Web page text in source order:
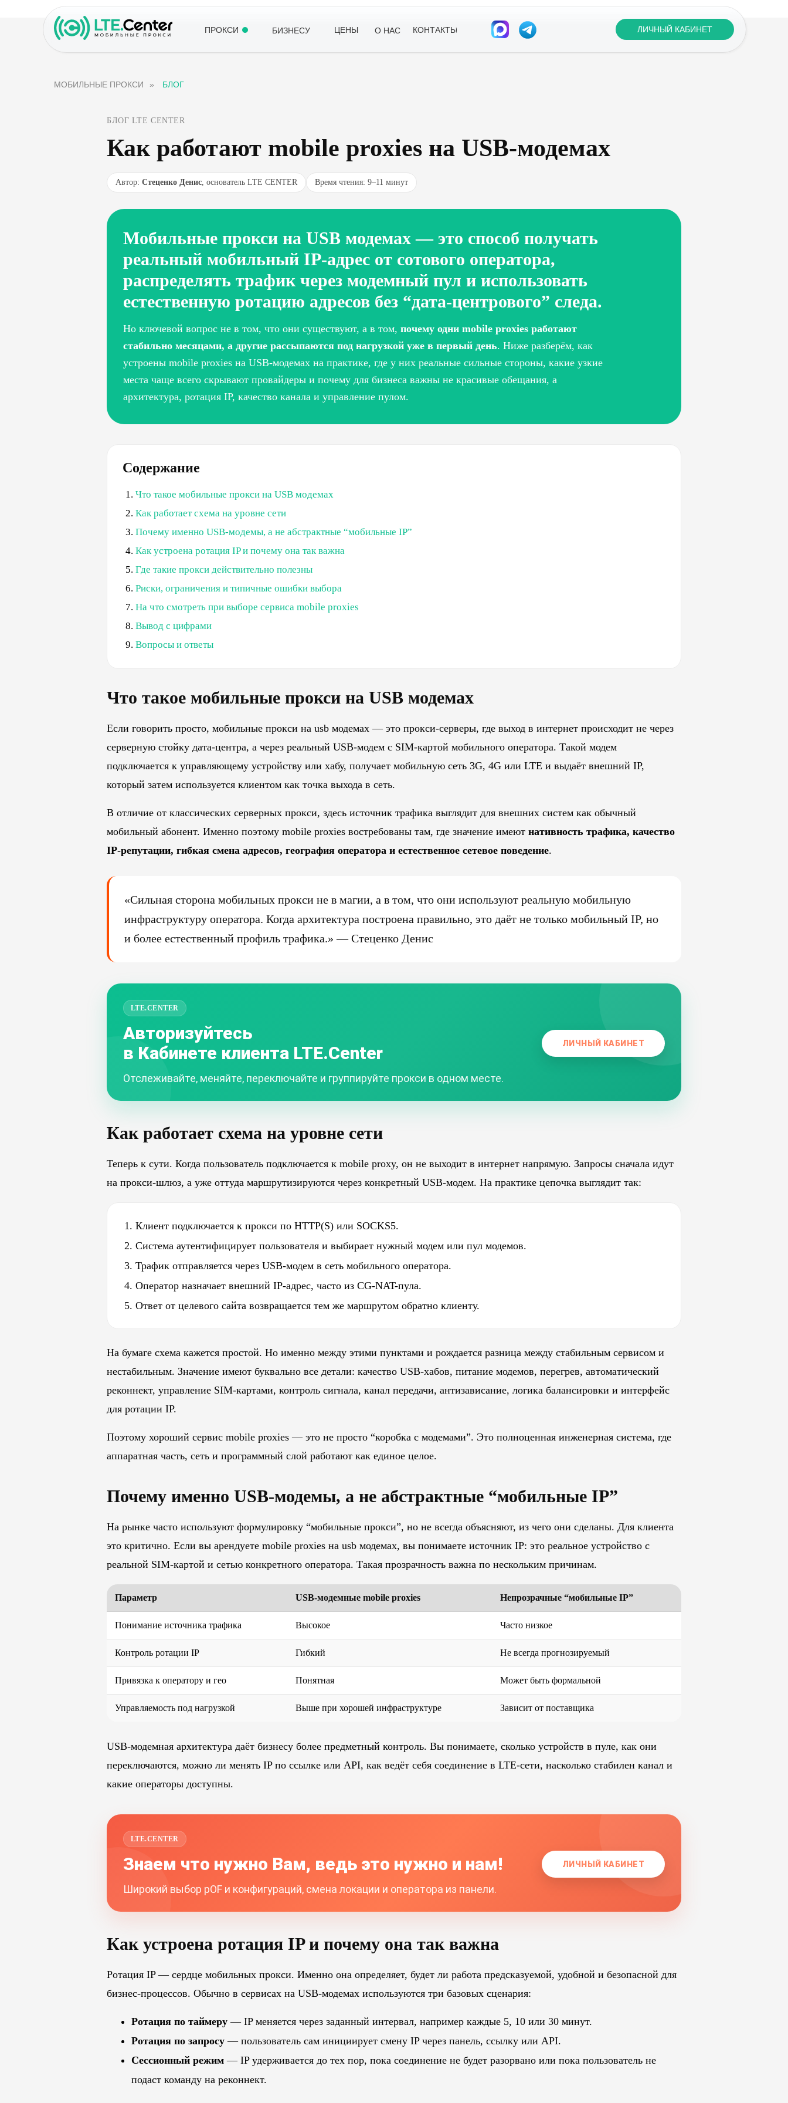
ЛИЧНЫЙ КАБИНЕТ
ПРОКСИ БИЗНЕСУ ЦЕНЫ О НАС КОНТАКТЫ
МОБИЛЬНЫЕ ПРОКСИ » БЛОГ
БЛОГ LTE CENTER
Как работают mobile proxies на USB-модемах
Автор: Стеценко Денис, основатель LTE CENTER Время чтения: 9–11 минут
Мобильные прокси на USB модемах — это способ получать
реальный мобильный IP-адрес от сотового оператора,
распределять трафик через модемный пул и использовать
естественную ротацию адресов без “дата-центрового” следа.
Но ключевой вопрос не в том, что они существуют, а в том, почему одни mobile proxies работают
стабильно месяцами, а другие рассыпаются под нагрузкой уже в первый день. Ниже разберём, как
устроены mobile proxies на USB-модемах на практике, где у них реальные сильные стороны, какие узкие
места чаще всего скрывают провайдеры и почему для бизнеса важны не красивые обещания, а
архитектура, ротация IP, качество канала и управление пулом.
Содержание
Что такое мобильные прокси на USB модемах
Как работает схема на уровне сети
Почему именно USB-модемы, а не абстрактные “мобильные IP”
Как устроена ротация IP и почему она так важна
Где такие прокси действительно полезны
Риски, ограничения и типичные ошибки выбора
На что смотреть при выборе сервиса mobile proxies
Вывод с цифрами
Вопросы и ответы
Что такое мобильные прокси на USB модемах
Если говорить просто, мобильные прокси на usb модемах — это прокси-серверы, где выход в интернет происходит не через
серверную стойку дата-центра, а через реальный USB-модем с SIM-картой мобильного оператора. Такой модем
подключается к управляющему устройству или хабу, получает мобильную сеть 3G, 4G или LTE и выдаёт внешний IP,
который затем используется клиентом как точка выхода в сеть.
В отличие от классических серверных прокси, здесь источник трафика выглядит для внешних систем как обычный
мобильный абонент. Именно поэтому mobile proxies востребованы там, где значение имеют нативность трафика, качество
IP-репутации, гибкая смена адресов, география оператора и естественное сетевое поведение.
«Сильная сторона мобильных прокси не в магии, а в том, что они используют реальную мобильную
инфраструктуру оператора. Когда архитектура построена правильно, это даёт не только мобильный IP, но
и более естественный профиль трафика.» — Стеценко Денис
LTE.CENTER
Авторизуйтесь
в Кабинете клиента LTE.Center
Отслеживайте, меняйте, переключайте и группируйте прокси в одном месте.
ЛИЧНЫЙ КАБИНЕТ
Как работает схема на уровне сети
Теперь к сути. Когда пользователь подключается к mobile proxy, он не выходит в интернет напрямую. Запросы сначала идут
на прокси-шлюз, а уже оттуда маршрутизируются через конкретный USB-модем. На практике цепочка выглядит так:
Клиент подключается к прокси по HTTP(S) или SOCKS5.
Система аутентифицирует пользователя и выбирает нужный модем или пул модемов.
Трафик отправляется через USB-модем в сеть мобильного оператора.
Оператор назначает внешний IP-адрес, часто из CG-NAT-пула.
Ответ от целевого сайта возвращается тем же маршрутом обратно клиенту.
На бумаге схема кажется простой. Но именно между этими пунктами и рождается разница между стабильным сервисом и
нестабильным. Значение имеют буквально все детали: качество USB-хабов, питание модемов, перегрев, автоматический
реконнект, управление SIM-картами, контроль сигнала, канал передачи, антизависание, логика балансировки и интерфейс
для ротации IP.
Поэтому хороший сервис mobile proxies — это не просто “коробка с модемами”. Это полноценная инженерная система, где
аппаратная часть, сеть и программный слой работают как единое целое.
Почему именно USB-модемы, а не абстрактные “мобильные IP”
На рынке часто используют формулировку “мобильные прокси”, но не всегда объясняют, из чего они сделаны. Для клиента
это критично. Если вы арендуете mobile proxies на usb модемах, вы понимаете источник IP: это реальное устройство с
реальной SIM-картой и сетью конкретного оператора. Такая прозрачность важна по нескольким причинам.
Параметр USB-модемные mobile proxies Непрозрачные “мобильные IP”
Понимание источника трафика Высокое Часто низкое
Контроль ротации IP Гибкий Не всегда прогнозируемый
Привязка к оператору и гео Понятная Может быть формальной
Управляемость под нагрузкой Выше при хорошей инфраструктуре Зависит от поставщика
USB-модемная архитектура даёт бизнесу более предметный контроль. Вы понимаете, сколько устройств в пуле, как они
переключаются, можно ли менять IP по ссылке или API, как ведёт себя соединение в LTE-сети, насколько стабилен канал и
какие операторы доступны.
LTE.CENTER
Знаем что нужно Вам, ведь это нужно и нам!
Широкий выбор pOF и конфигураций, смена локации и оператора из панели.
ЛИЧНЫЙ КАБИНЕТ
Как устроена ротация IP и почему она так важна
Ротация IP — сердце мобильных прокси. Именно она определяет, будет ли работа предсказуемой, удобной и безопасной для
бизнес-процессов. Обычно в сервисах на USB-модемах используются три базовых сценария:
Ротация по таймеру — IP меняется через заданный интервал, например каждые 5, 10 или 30 минут.
Ротация по запросу — пользователь сам инициирует смену IP через панель, ссылку или API.
Сессионный режим — IP удерживается до тех пор, пока соединение не будет разорвано или пока пользователь не
подаст команду на реконнект.